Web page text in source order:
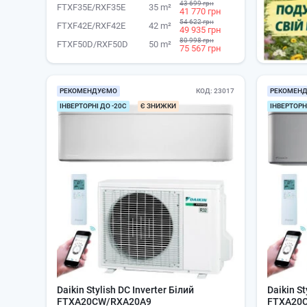
FTXF35E/RXF35E 35 m² 43 699 грн
41 770 грн
FTXF42E/RXF42E
42 m² 54 622 грн
49 935 грн
FTXF50D/RXF50D
50 m² 80 998 грн
75 567 грн
РЕКОМЕНДУЄМО
ІНВЕРТОРНІ ДО -20С
Є ЗНИЖКИ
КОД 23017
Daikin Stylish DC Inverter Білий
FTXA20CW/RXA20A9
Daikin